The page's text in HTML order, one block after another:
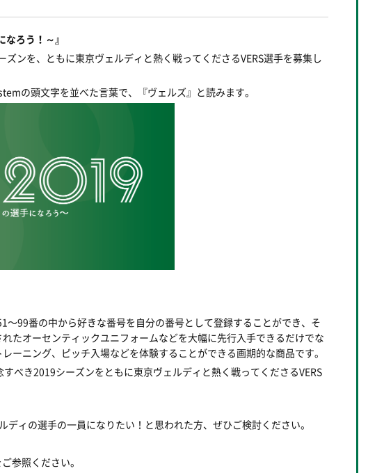
なろう！～』
ンを、ともに東京ヴェルディと熱く戦ってくださるVERS選手を募集し
の頭文字を並べた言葉で、『ヴェルズ』と読みます。
〜99番の中から好きな番号を自分の番号として登録することができ、そ
たオーセンティックユニフォームなどを大幅に先行入手できるだけでな
ーニング、ピッチ入場などを体験することができる画期的な商品です。
べき2019シーズンをともに東京ヴェルディと熱く戦ってくださるVERS
ィの選手の一員になりたい！と思われた方、ぜひご検討ください。
参照ください。